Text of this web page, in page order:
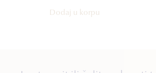
Dodaj u korpu